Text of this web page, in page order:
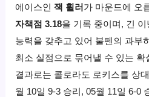
에이스인잭 휠러 가 마운드에 오
자책점 3.18을 기록 중이며, 긴
능력을 갖추고 있어 불펜의 과부
최소 실점으로 묶어낼 수 있는 확
결과로는 콜로라도 로키스를 상
월 10일 9-3 승리, 05월 11일 6-0